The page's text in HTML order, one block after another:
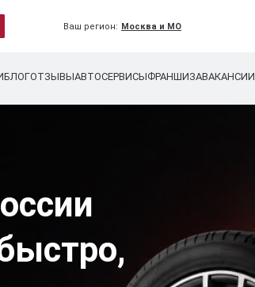
Ваш регион: Москва и МО
БЛОГОТЗЫВЫАВТОСЕРВИСЫФРАНШИЗАВАКАНСИИ